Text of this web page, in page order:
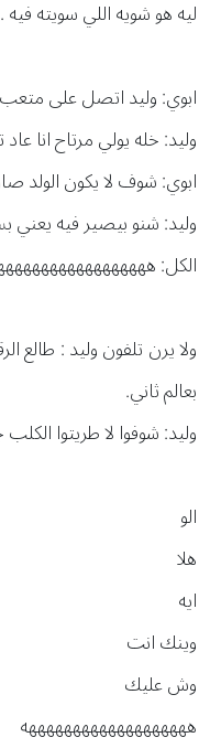
ليه هو شويه اللي سويته فيه
ابوي: وليد اتصل على
وليد: خله يولي مرتاح انا
ابوي: شوف لا يكون الولد
وليد: شنو بيصير فيه يعني
الكل:
ولا يرن تلفون وليد : طالع
بعالم ثاني.
وليد: شوفوا لا طريتوا
الو
هلا
ايه
وينك انت
وش عليك
هههههههههههههههههههه